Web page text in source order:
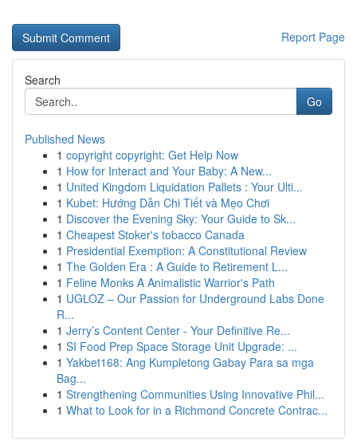
Report Page
Search
Go
Published News
1 copyright copyright: Get Help Now
1 How for Interact and Your Baby: A New...
1 United Kingdom Liquidation Pallets : Your Ulti...
1 Kubet: Hướng Dẫn Chi Tiết và Mẹo Chơi
1 Discover the Evening Sky: Your Guide to Sk...
1 Cheapest Stoker's tobacco Canada
1 Presidential Exemption: A Constitutional Review
1 The Golden Era : A Guide to Retirement L...
1 Feline Monks A Animalistic Warrior's Path
1 UGLOZ – Our Passion for Underground Labs Done
R...
1 Jerry’s Content Center - Your Definitive Re...
1 SI Food Prep Space Storage Unit Upgrade: ...
1 Yakbet168: Ang Kumpletong Gabay Para sa mga
Bag...
1 Strengthening Communities Using Innovative Phil...
1 What to Look for in a Richmond Concrete Contrac...